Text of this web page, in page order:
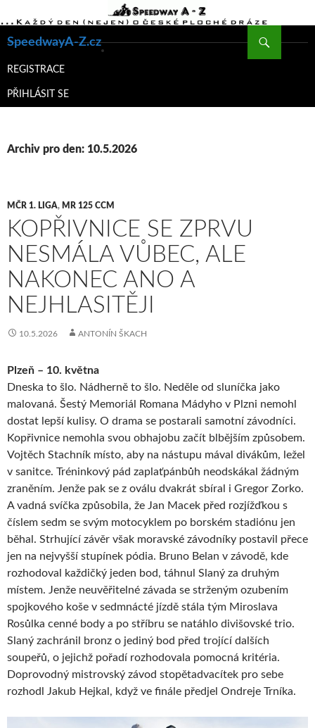
SpeedwayA-Z.cz
K
WEBU
REGISTRACE
PŘIHLÁSIT SE
Archiv pro den: 10.5.2026
MČR 1. LIGA, MR 125 CCM
KOPŘIVNICE SE ZPRVU
NESMÁLA VŮBEC, ALE
NAKONEC ANO A
NEJHLASITĚJI
10.5.2026 ANTONÍN ŠKACH
Plzeň – 10. května
Dneska to šlo. Nádherně to šlo. Neděle od sluníčka jako
malovaná. Šestý Memoriál Romana Mádyho v Plzni nemohl
dostat lepší kulisy. O drama se postarali samotní závodníci.
Kopřivnice nemohla svou obhajobu začít blbějším způsobem.
Vojtěch Stachník místo, aby na nástupu mával divákům, ležel
v sanitce. Tréninkový pád zaplaťpánbůh neodskákal žádným
zraněním. Jenže pak se z oválu dvakrát sbíral i Gregor Zorko.
A vadná svíčka způsobila, že Jan Macek před rozjížďkou s
číslem sedm se svým motocyklem po borském stadiónu jen
běhal. Strhující závěr však moravské závodníky postavil přece
jen na nejvyšší stupínek pódia. Bruno Belan v závodě, kde
rozhodoval každičký jeden bod, táhnul Slaný za druhým
místem. Jenže neuvěřitelné závada se strženým ozubením
spojkového koše v sedmnácté jízdě stála tým Miroslava
Rosůlka cenné body a po stříbru se natáhlo divišovské trio.
Slaný zachránil bronz o jediný bod před trojící dalších
soupeřů, o jejichž pořadí rozhodovala pomocná kritéria.
Doprovodný mistrovský závod stopětadvacítek pro sebe
rozhodl Jakub Hejkal, když ve finále předjel Ondreje Trníka.